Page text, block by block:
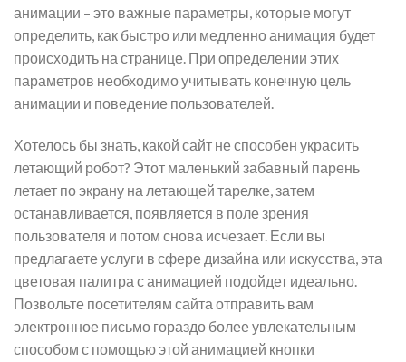
анимации – это важные параметры, которые могут
определить, как быстро или медленно анимация будет
происходить на странице. При определении этих
параметров необходимо учитывать конечную цель
анимации и поведение пользователей.
Хотелось бы знать, какой сайт не способен украсить
летающий робот? Этот маленький забавный парень
летает по экрану на летающей тарелке, затем
останавливается, появляется в поле зрения
пользователя и потом снова исчезает. Если вы
предлагаете услуги в сфере дизайна или искусства, эта
цветовая палитра с анимацией подойдет идеально.
Позвольте посетителям сайта отправить вам
электронное письмо гораздо более увлекательным
способом с помощью этой анимацией кнопки